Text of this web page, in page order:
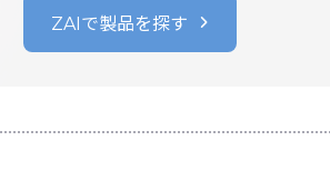
ZAIで製品を探す